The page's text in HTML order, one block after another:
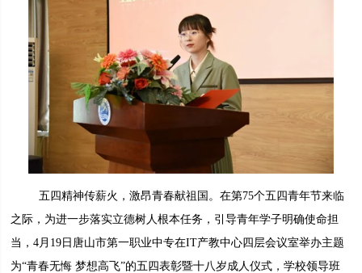
五四精神传薪火，激昂青春献祖国。在第75个五四青年节来临
之际，为进一步落实立德树人根本任务，引导青年学子明确使命担
当，4月19日唐山市第一职业中专在IT产教中心四层会议室举办主题
为“青春无悔 梦想高飞”的五四表彰暨十八岁成人仪式，学校领导班